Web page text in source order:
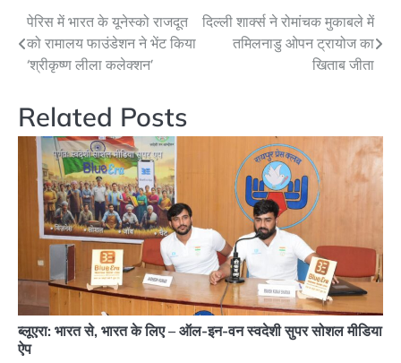
Post
navigation
पेरिस में भारत के यूनेस्को राजदूत
को रामालय फाउंडेशन ने भेंट किया
‘श्रीकृष्ण लीला कलेक्शन’
दिल्ली शार्क्स ने रोमांचक मुकाबले में
तमिलनाडु ओपन ट्रायोज का
खिताब जीता
Related Posts
ब्लूएरा: भारत से, भारत के लिए – ऑल-इन-वन स्वदेशी सुपर सोशल मीडिया
ऐप